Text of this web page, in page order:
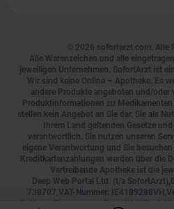
© 2026 sofortarzt.com. Alle
Alle Warenzeichen und alle
jeweiligen Unternehmen. SofortArzt ist
Wir sind keine Online – Apotheke. Es
andere Produkte angeboten und/oder
Produktinformationen zu
stellen kein Angebot an Sie dar. Sie als
Ihrem Land geltenden Gesetze
verantwortlich. Sie nutzen unseren
eigene Verantwortung und Sie
Kreditkartenzahlungen werden über die
Vertreibende Apotheke ist die
Deep Web Portal Ltd. (t/a
738707,VAT-Nummer:
Goldman,Firmenname: Deep Web Portal